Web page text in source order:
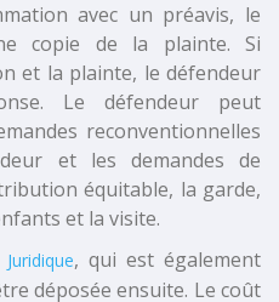
avec un préavis, le
copie de la plainte. Si
et la plainte, le défendeur
Le défendeur peut
reconventionnelles
et les demandes de
équitable, la garde,
et la visite.
, qui est également
déposée ensuite. Le coût